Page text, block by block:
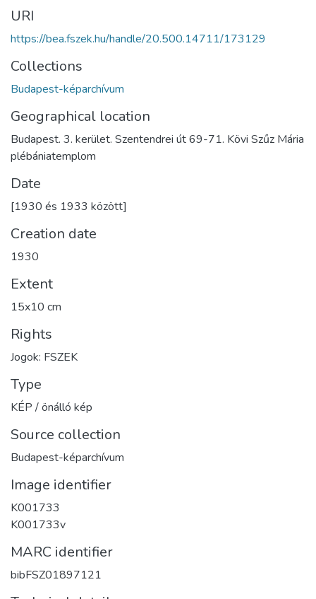
URI
https://bea.fszek.hu/handle/20.500.14711/173129
Collections
Budapest-képarchívum
Geographical location
Budapest. 3. kerület. Szentendrei út 69-71. Kövi Szűz Mária
plébániatemplom
Date
[1930 és 1933 között]
Creation date
1930
Extent
15x10 cm
Rights
Jogok: FSZEK
Type
KÉP / önálló kép
Source collection
Budapest-képarchívum
Image identifier
K001733
K001733v
MARC identifier
bibFSZ01897121